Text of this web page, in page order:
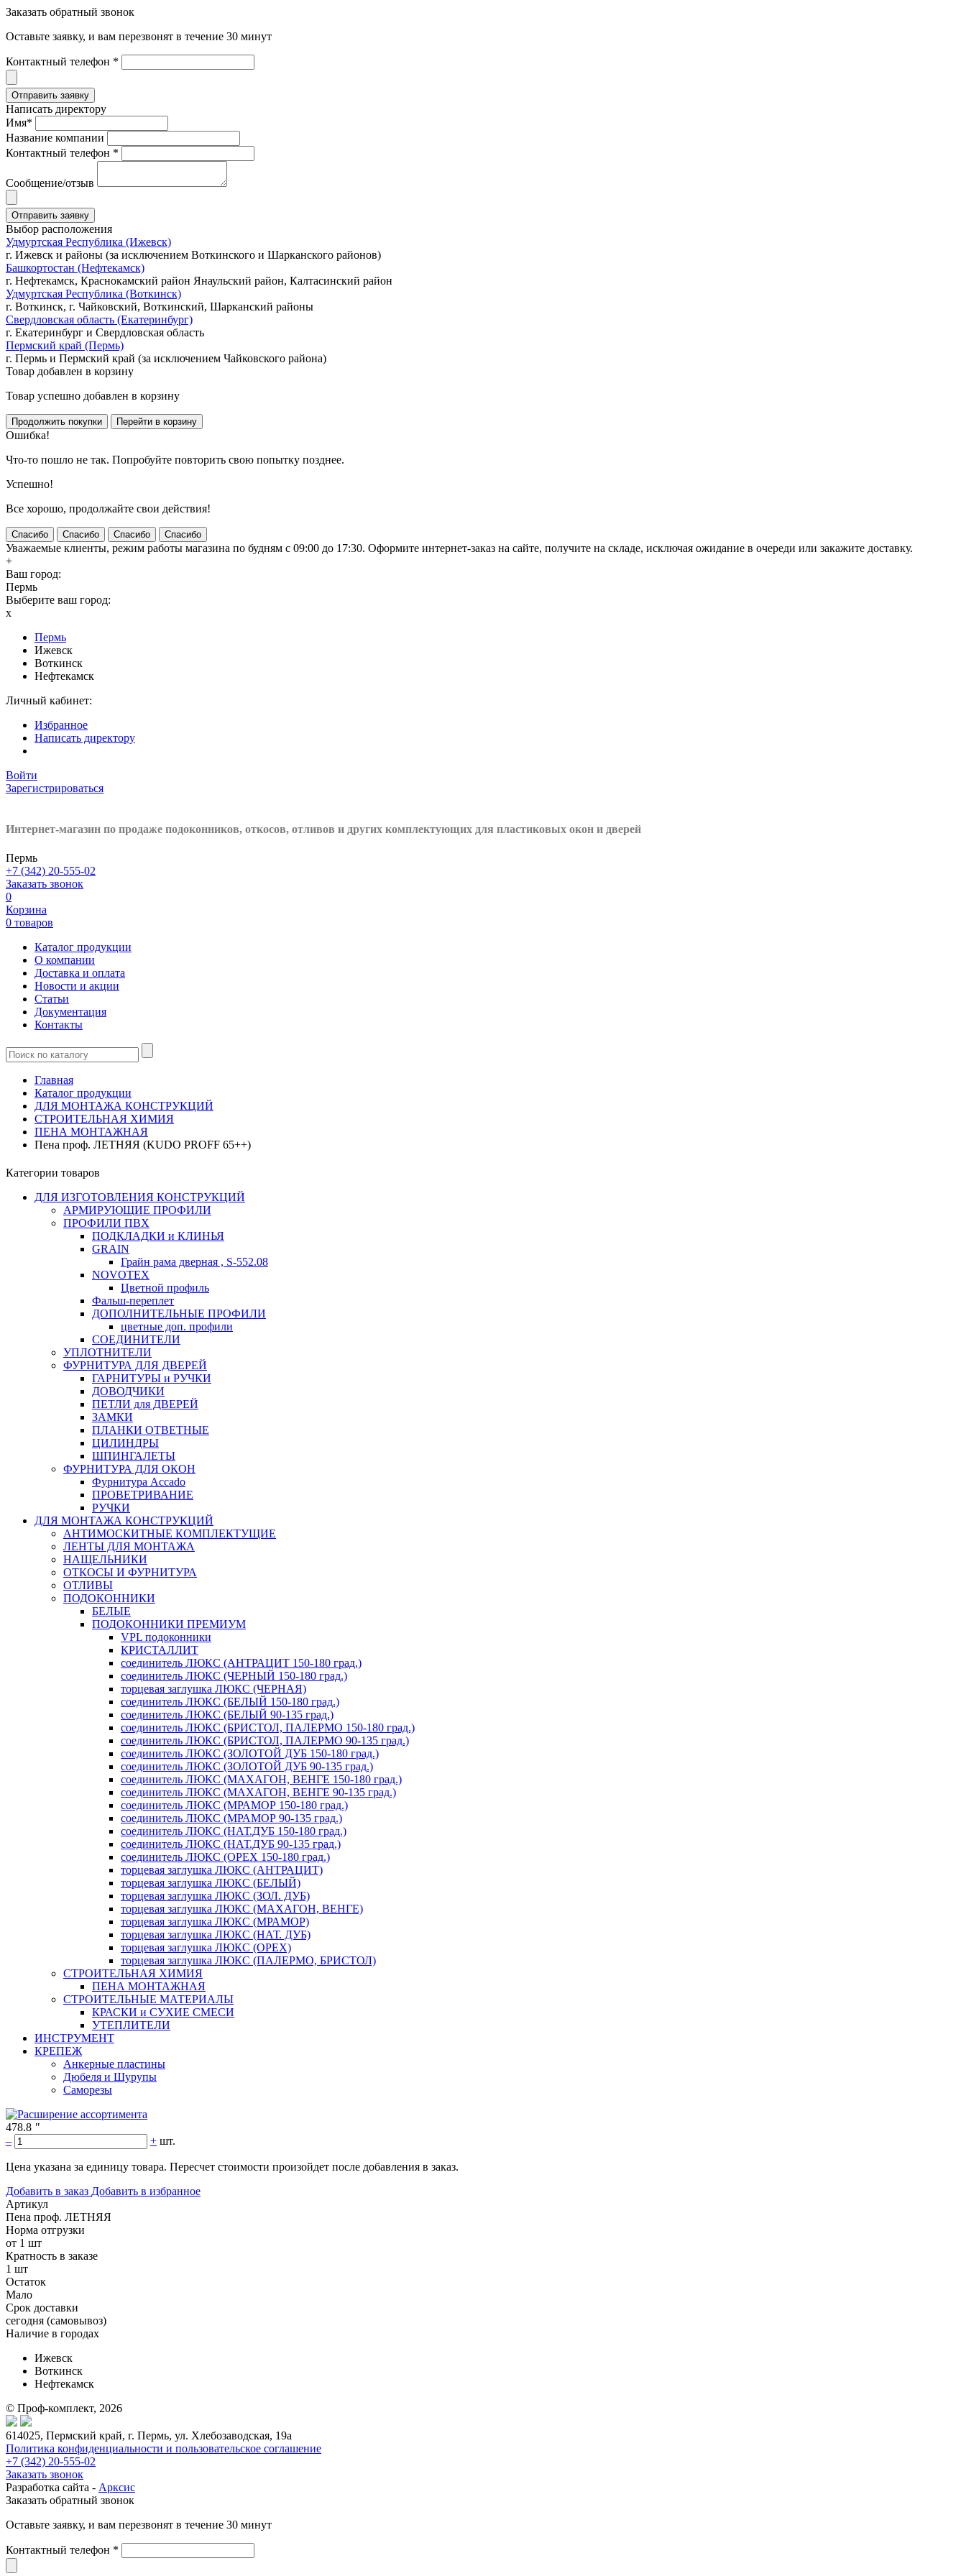
Заказать обратный звонок
Оставьте заявку, и вам перезвонят в течение 30 минут
Контактный телефон *
Написать директору
Имя*
Название компании
Контактный телефон *
Сообщение/отзыв
Выбор расположения
Удмуртская Республика (Ижевск)
г. Ижевск и районы (за исключением Воткинского и Шарканского районов)
Башкортостан (Нефтекамск)
г. Нефтекамск, Краснокамский район Янаульский район, Калтасинский район
Удмуртская Республика (Воткинск)
г. Воткинск, г. Чайковский, Воткинский, Шарканский районы
Свердловская область (Екатеринбург)
г. Екатеринбург и Свердловская область
Пермский край (Пермь)
г. Пермь и Пермский край (за исключением Чайковского района)
Товар добавлен в корзину
Товар успешно добавлен в корзину
Ошибка!
Что-то пошло не так. Попробуйте повторить свою попытку позднее.
Успешно!
Все хорошо, продолжайте свои действия!
Спасибо Спасибо Спасибо Спасибо
Уважаемые клиенты, режим работы магазина по будням с 09:00 до 17:30. Оформите интернет-заказ на сайте, получите на складе, исключая ожидание в очереди или закажите доставку.
+
Ваш город:
Пермь
Выберите ваш город:
x
Пермь
Ижевск
Воткинск
Нефтекамск
Личный кабинет:
Избранное
Написать директору
Войти
Зарегистрироваться
Интернет-магазин по продаже подоконников, откосов, отливов и других комплектующих для пластиковых окон и дверей
Пермь
+7 (342) 20-555-02
Заказать звонок
0
Корзина
0 товаров
Каталог продукции
О компании
Доставка и оплата
Новости и акции
Статьи
Документация
Контакты
Главная
Каталог продукции
ДЛЯ МОНТАЖА КОНСТРУКЦИЙ
СТРОИТЕЛЬНАЯ ХИМИЯ
ПЕНА МОНТАЖНАЯ
Пена проф. ЛЕТНЯЯ (KUDO PROFF 65++)
Категории товаров
ДЛЯ ИЗГОТОВЛЕНИЯ КОНСТРУКЦИЙ
АРМИРУЮЩИЕ ПРОФИЛИ
ПРОФИЛИ ПВХ
ПОДКЛАДКИ и КЛИНЬЯ
GRAIN
Грайн рама дверная , S-552.08
NOVOTEX
Цветной профиль
Фальш-переплет
ДОПОЛНИТЕЛЬНЫЕ ПРОФИЛИ
цветные доп. профили
СОЕДИНИТЕЛИ
УПЛОТНИТЕЛИ
ФУРНИТУРА ДЛЯ ДВЕРЕЙ
ГАРНИТУРЫ и РУЧКИ
ДОВОДЧИКИ
ПЕТЛИ для ДВЕРЕЙ
ЗАМКИ
ПЛАНКИ ОТВЕТНЫЕ
ЦИЛИНДРЫ
ШПИНГАЛЕТЫ
ФУРНИТУРА ДЛЯ ОКОН
Фурнитура Accado
ПРОВЕТРИВАНИЕ
РУЧКИ
ДЛЯ МОНТАЖА КОНСТРУКЦИЙ
АНТИМОСКИТНЫЕ КОМПЛЕКТУЩИЕ
ЛЕНТЫ ДЛЯ МОНТАЖА
НАЩЕЛЬНИКИ
ОТКОСЫ И ФУРНИТУРА
ОТЛИВЫ
ПОДОКОННИКИ
БЕЛЫЕ
ПОДОКОННИКИ ПРЕМИУМ
VPL подоконники
КРИСТАЛЛИТ
соединитель ЛЮКС (АНТРАЦИТ 150-180 град.)
соединитель ЛЮКС (ЧЕРНЫЙ 150-180 град.)
торцевая заглушка ЛЮКС (ЧЕРНАЯ)
соединитель ЛЮКС (БЕЛЫЙ 150-180 град.)
соединитель ЛЮКС (БЕЛЫЙ 90-135 град.)
соединитель ЛЮКС (БРИСТОЛ, ПАЛЕРМО 150-180 град.)
соединитель ЛЮКС (БРИСТОЛ, ПАЛЕРМО 90-135 град.)
соединитель ЛЮКС (ЗОЛОТОЙ ДУБ 150-180 град.)
соединитель ЛЮКС (ЗОЛОТОЙ ДУБ 90-135 град.)
соединитель ЛЮКС (МАХАГОН, ВЕНГЕ 150-180 град.)
соединитель ЛЮКС (МАХАГОН, ВЕНГЕ 90-135 град.)
соединитель ЛЮКС (МРАМОР 150-180 град.)
соединитель ЛЮКС (МРАМОР 90-135 град.)
соединитель ЛЮКС (НАТ.ДУБ 150-180 град.)
соединитель ЛЮКС (НАТ.ДУБ 90-135 град.)
соединитель ЛЮКС (ОРЕХ 150-180 град.)
торцевая заглушка ЛЮКС (АНТРАЦИТ)
торцевая заглушка ЛЮКС (БЕЛЫЙ)
торцевая заглушка ЛЮКС (ЗОЛ. ДУБ)
торцевая заглушка ЛЮКС (МАХАГОН, ВЕНГЕ)
торцевая заглушка ЛЮКС (МРАМОР)
торцевая заглушка ЛЮКС (НАТ. ДУБ)
торцевая заглушка ЛЮКС (ОРЕХ)
торцевая заглушка ЛЮКС (ПАЛЕРМО, БРИСТОЛ)
СТРОИТЕЛЬНАЯ ХИМИЯ
ПЕНА МОНТАЖНАЯ
СТРОИТЕЛЬНЫЕ МАТЕРИАЛЫ
КРАСКИ и СУХИЕ СМЕСИ
УТЕПЛИТЕЛИ
ИНСТРУМЕНТ
КРЕПЕЖ
Анкерные пластины
Дюбеля и Шурупы
Саморезы
478.8 "
–
+ шт.
Цена указана за единицу товара. Пересчет стоимости произойдет после добавления в заказ.
Добавить в заказ Добавить в избранное
Артикул
Пена проф. ЛЕТНЯЯ
Норма отгрузки
от 1 шт
Кратность в заказе
1 шт
Остаток
Мало
Срок доставки
cегодня (самовывоз)
Наличие в городах
Ижевск
Воткинск
Нефтекамск
© Проф-комплект, 2026
614025, Пермский край, г. Пермь, ул. Хлебозаводская, 19а
Политика конфиденциальности и пользовательское соглашение
+7 (342) 20-555-02
Заказать звонок
Разработка сайта - Арксис
Заказать обратный звонок
Оставьте заявку, и вам перезвонят в течение 30 минут
Контактный телефон *